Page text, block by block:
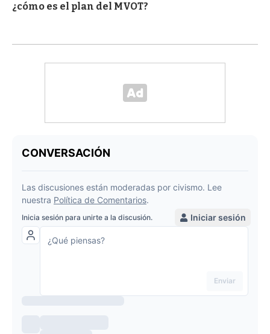
¿cómo es el plan del MVOT?